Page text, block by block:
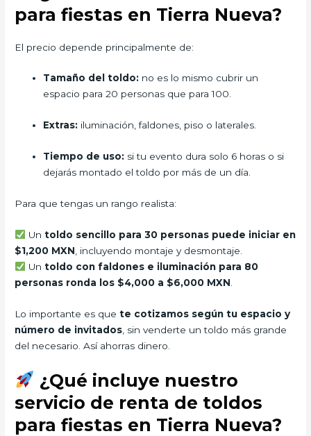
para fiestas en Tierra Nueva?
El precio depende principalmente de:
Tamaño del toldo: no es lo mismo cubrir un
espacio para 20 personas que para 100.
Extras: iluminación, faldones, piso o laterales.
Tiempo de uso: si tu evento dura solo 6 horas o si
dejarás montado el toldo por más de un día.
Para que tengas un rango realista:
Un toldo sencillo para 30 personas puede iniciar en
$1,200 MXN , incluyendo montaje y desmontaje.
Un toldo con faldones e iluminación para 80
personas ronda los $4,000 a $6,000 MXN
Lo importante es quete cotizamos según tu espacio y
número de invitados , sin venderte un toldo más grande
del necesario. Así ahorras dinero.
¿Qué incluye nuestro
servicio de renta de toldos
para fiestas en Tierra Nueva?